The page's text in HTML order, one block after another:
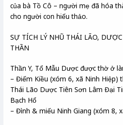
của bà Tồ Cô – người mẹ đã hóa
cho người con hiếu thảo.
SỰ TÍCH LÝ NHŨ THÁI LÃO,
THẦN
Thần Y, Tổ Mẫu Dược được thờ ở
– Điếm Kiều (xóm 6, xã Ninh Hiệp)
Thái Lão Dược Tiên Sơn Lâm Đại
Bạch Hổ
– Đình & miếu Ninh Giang (xóm 8,